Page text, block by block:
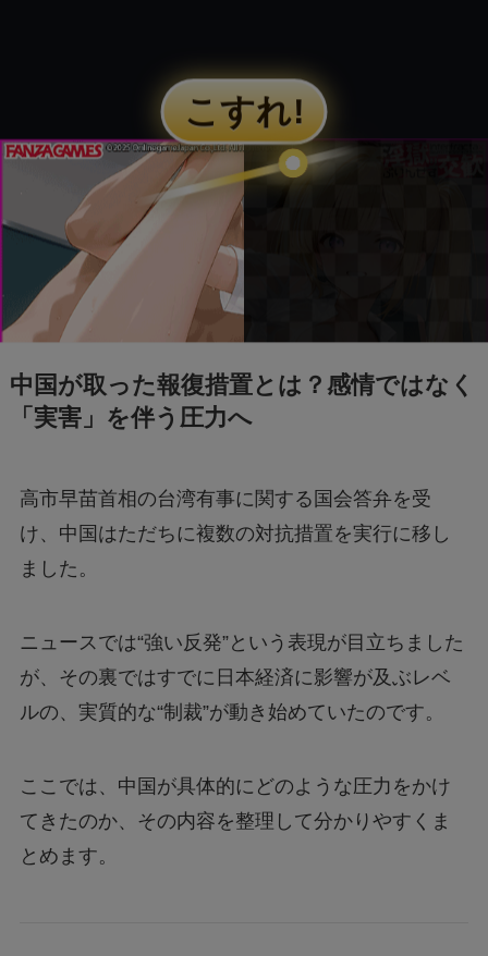
中国が取った報復措置とは？感情ではなく
「実害」を伴う圧力へ
高市早苗首相の台湾有事に関する国会答弁を受
け、中国はただちに複数の対抗措置を実行に移し
ました。
ニュースでは“強い反発”という表現が目立ちました
が、その裏ではすでに日本経済に影響が及ぶレベ
ルの、実質的な“制裁”が動き始めていたのです。
ここでは、中国が具体的にどのような圧力をかけ
てきたのか、その内容を整理して分かりやすくま
とめます。